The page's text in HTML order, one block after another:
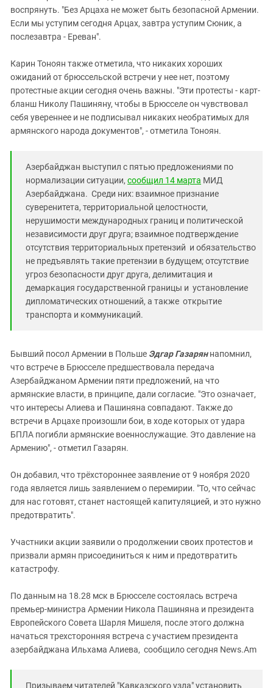
воспрянуть. "Без Арцаха не может быть безопасной Армении.
Если мы уступим сегодня Арцах, завтра уступим Сюник, а
послезавтра - Ереван".
Карин Тоноян также отметила, что никаких хороших
ожиданий от брюссельской встречи у нее нет, поэтому
протестные акции сегодня очень важны. "Эти протесты - карт-
бланш Николу Пашиняну, чтобы в Брюсселе он чувствовал
себя увереннее и не подписывал никаких необратимых для
армянского народа документов", - отметила Тоноян.
Азербайджан выступил с пятью предложениями по
нормализации ситуации, сообщил 14 марта МИД
Азербайджана. Среди них: взаимное признание
суверенитета, территориальной целостности,
нерушимости международных границ и политической
независимости друг друга; взаимное подтверждение
отсутствия территориальных претензий и обязательство
не предъявлять такие претензии в будущем; отсутствие
угроз безопасности друг друга, делимитация и
демаркация государственной границы и установление
дипломатических отношений, а также открытие
транспорта и коммуникаций.
Бывший посол Армении в Польше Эдгар Газаряннапомнил,
что встрече в Брюсселе предшествовала передача
Азербайджаном Армении пяти предложений, на что
армянские власти, в принципе, дали согласие. "Это означает,
что интересы Алиева и Пашиняна совпадают. Также до
встречи в Арцахе произошли бои, в ходе которых от удара
БПЛА погибли армянские военнослужащие. Это давление на
Армению", - отметил Газарян.
Он добавил, что трёхстороннее заявление от 9 ноября 2020
года является лишь заявлением о перемирии. "То, что сейчас
для нас готовят, станет настоящей капитуляцией, и это нужно
предотвратить".
Участники акции заявили о продолжении своих протестов и
призвали армян присоединиться к ним и предотвратить
катастрофу.
По данным на 18.28 мск в Брюсселе состоялась встреча
премьер-министра Армении Никола Пашиняна и президента
Европейского Совета Шарля Мишеля, после этого должна
начаться трехсторонняя встреча с участием президента
азербайджана Ильхама Алиева, сообщило сегодня News.Am
Призываем читателей "Кавказского узла" установить